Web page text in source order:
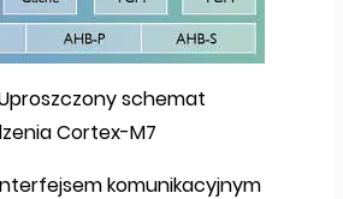
Uproszczony schemat
Cortex-M7
komunikacyjnym